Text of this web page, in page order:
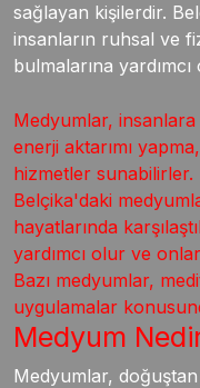
sağlayan kişilerdir.
insanların ruhsal ve
bulmalarına
Medyumlar,
enerji aktarımı
hizmetler sunabilirler.
Belçika'daki
hayatlarında
yardımcı olur ve
Bazı medyumlar,
uygulamalar
Medyum
Medyumlar,